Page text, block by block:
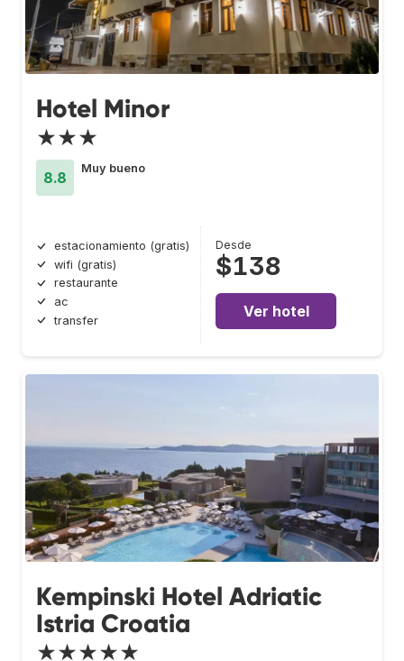
Hotel Minor
★★★
8.8
Muy bueno
estacionamiento (gratis)
wifi (gratis)
restaurante
ac
transfer
Desde
$138
Ver hotel
Kempinski Hotel Adriatic
Istria Croatia
★★★★★